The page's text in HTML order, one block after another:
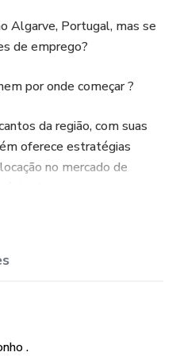
Algarve, Portugal, mas se
de emprego?
por onde começar ?
da região, com suas
oferece estratégias
no mercado de
Identifique as áreas
Aprenda como construir e
.